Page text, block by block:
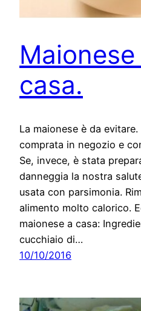
casa.
La maionese è da
comprata in negozio e
Se, invece, è stata
danneggia la nostra
usata con parsimonia.
alimento molto calorico.
maionese a casa:
cucchiaio di…
10/10/2016